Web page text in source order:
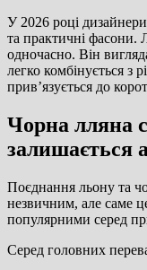
У 2026 році дизайнери
та практичні фасони.
одночасно. Він
легко комбінується з
прив’язується до
Чорна лляна
залишається
Поєднання льону та
незвичним, але саме
популярними серед
Серед головних